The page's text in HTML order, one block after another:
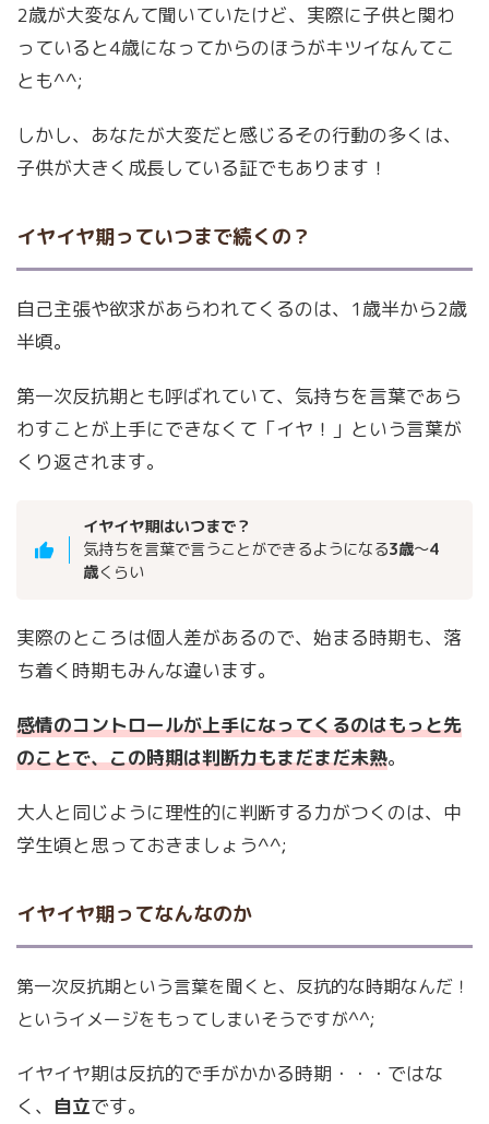
2歳が大変なんて聞いていたけど、実際に子供と関わ
っていると4歳になってからのほうがキツイなんてこ
とも^^;
しかし、あなたが大変だと感じるその行動の多くは、
子供が大きく成長している証でもあります！
イヤイヤ期っていつまで続くの？
自己主張や欲求があらわれてくるのは、1歳半から2歳
半頃。
第一次反抗期とも呼ばれていて、気持ちを言葉であら
わすことが上手にできなくて「イヤ！」という言葉が
くり返されます。
イヤイヤ期はいつまで？
気持ちを言葉で言うことができるようになる3歳～4
歳くらい
実際のところは個人差があるので、始まる時期も、落
ち着く時期もみんな違います。
感情のコントロールが上手になってくるのはもっと先
のことで、この時期は判断力もまだまだ未熟。
大人と同じように理性的に判断する力がつくのは、中
学生頃と思っておきましょう^^;
イヤイヤ期ってなんなのか
第一次反抗期という言葉を聞くと、反抗的な時期なんだ！
というイメージをもってしまいそうですが^^;
イヤイヤ期は反抗的で手がかかる時期・・・ではな
く、 自立です。